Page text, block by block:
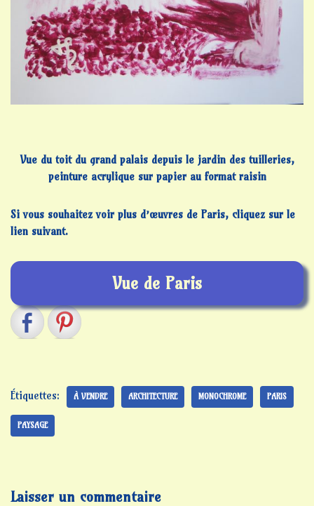
Vue du toit du grand palais depuis le jardin des tuilleries,
peinture acrylique sur papier au format raisin
Si vous souhaitez voir plus d’œuvres de Paris, cliquez sur le
lien suivant.
Vue de Paris
Étiquettes: À VENDRE ARCHITECTURE MONOCHROME PARIS
PAYSAGE
Laisser un commentaire